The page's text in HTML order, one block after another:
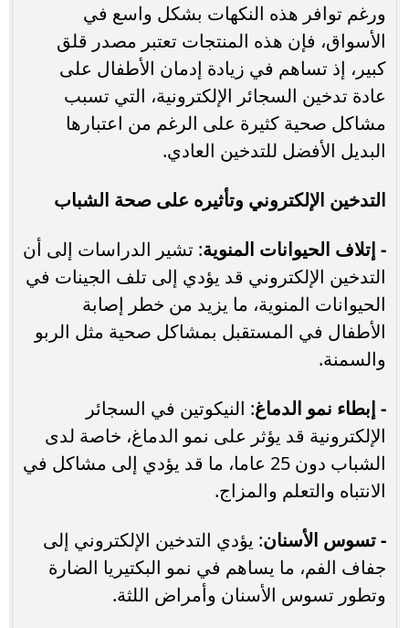
ورغم توافر هذه النكهات بشكل واسع في
الأسواق، فإن هذه المنتجات تعتبر مصدر قلق
كبير، إذ تساهم في زيادة إدمان الأطفال على
عادة تدخين السجائر الإلكترونية، التي تسبب
مشاكل صحية كثيرة على الرغم من اعتبارها
البديل الأفضل للتدخين العادي.
التدخين الإلكتروني وتأثيره على صحة الشباب
- إتلاف الحيوانات المنوية: تشير الدراسات إلى أن
التدخين الإلكتروني قد يؤدي إلى تلف الجينات في
الحيوانات المنوية، ما يزيد من خطر إصابة
الأطفال في المستقبل بمشاكل صحية مثل الربو
والسمنة.
- إبطاء نمو الدماغ: النيكوتين في السجائر
الإلكترونية قد يؤثر على نمو الدماغ، خاصة لدى
الشباب دون 25 عاما، ما قد يؤدي إلى مشاكل في
الانتباه والتعلم والمزاج.
- تسوس الأسنان: يؤدي التدخين الإلكتروني إلى
جفاف الفم، ما يساهم في نمو البكتيريا الضارة
وتطور تسوس الأسنان وأمراض اللثة.